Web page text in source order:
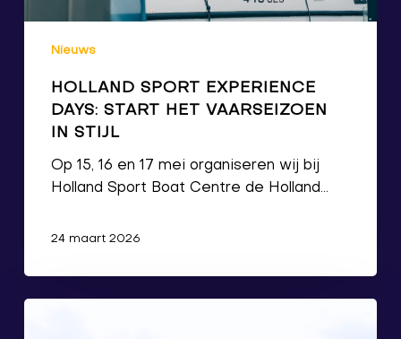
Nieuws
HOLLAND SPORT EXPERIENCE
DAYS: START HET VAARSEIZOEN
IN STIJL
Op 15, 16 en 17 mei organiseren wij bij
Holland Sport Boat Centre de Holland…
24 maart 2026